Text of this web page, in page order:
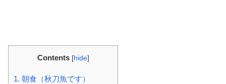
Contents [hide]
1. 朝食（秋刀魚です）